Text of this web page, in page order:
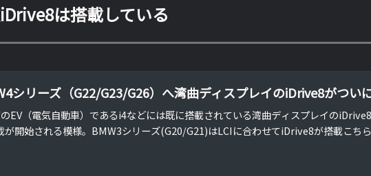
は搭載している
シリーズ（G22/G23/G26）へ湾曲ディスプレイのiDrive8がつい
EV（電気自動車）であるi4などには既に搭載されている湾曲ディスプレイの
が開始される模様。BMW3シリーズ(G20/G21)はLCIに合わせてiDrive8が搭載こち